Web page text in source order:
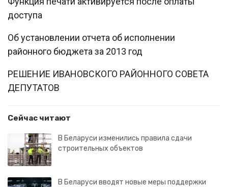
доступа
Об установлении отчета об исполнении
районного бюджета за 2013 год
РЕШЕНИЕ ИВАНОВСКОГО РАЙОННОГО СОВЕТА
ДЕПУТАТОВ
Сейчас читают
В Беларуси изменились правила сдачи
строительных объектов
В Беларуси вводят новые меры поддержки